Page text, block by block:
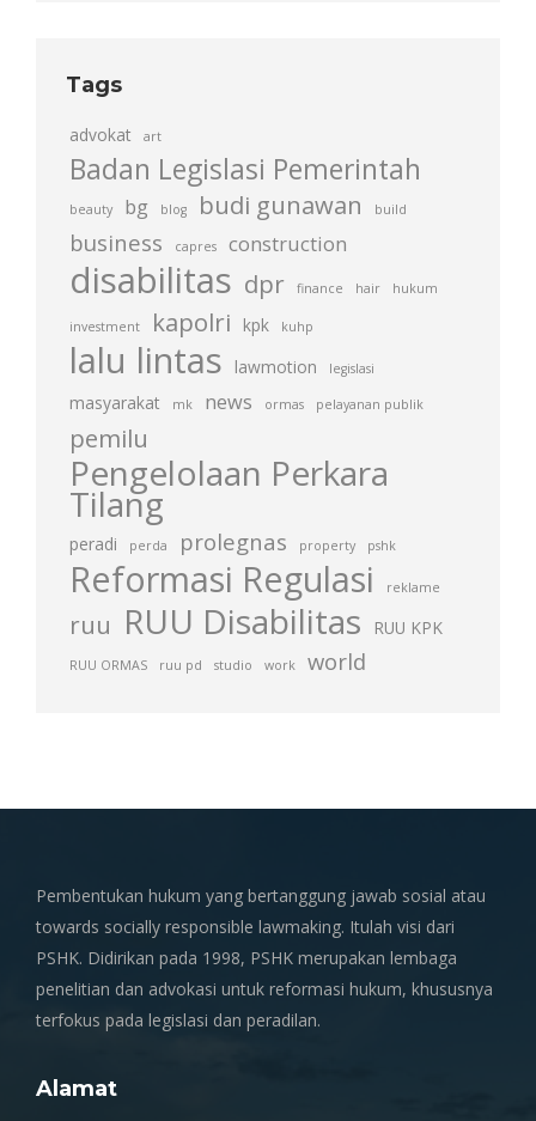
Tags
advokat art
Badan Legislasi Pemerintah
beauty bg blog budi gunawan build
business capres construction
disabilitas dpr finance hair hukum
investment kapolri kpk kuhp
lalu lintas lawmotion legislasi
masyarakat mk news ormas pelayanan publik
pemilu
Pengelolaan Perkara
Tilang
peradi perda prolegnas property pshk
Reformasi Regulasi reklame
ruu RUU Disabilitas RUU KPK
RUU ORMAS ruu pd studio work world
Pembentukan hukum yang bertanggung jawab sosial atau
towards socially responsible lawmaking. Itulah visi dari
PSHK. Didirikan pada 1998, PSHK merupakan lembaga
penelitian dan advokasi untuk reformasi hukum, khususnya
terfokus pada legislasi dan peradilan.
Alamat